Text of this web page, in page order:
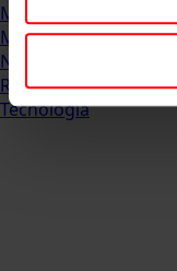
Management
Marketing &
Negocios
Recursos Humanos
Tecnología